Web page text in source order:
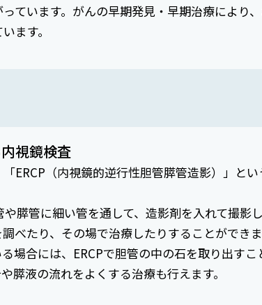
ています。がんの早期発見・早期治療により
ます。
視鏡検査
ERCP（内視鏡的逆行性胆管膵管造影）」とい
膵管に細い管を通して、造影剤を入れて撮影
べたり、その場で治療したりすることができま
場合には、ERCPで胆管の中の石を取り出すこ
膵液の流れをよくする治療も行えます。